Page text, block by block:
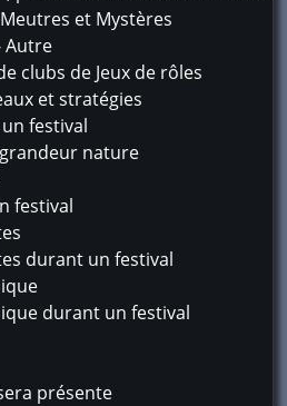
et Mystères
Autre
clubs de Jeux de rôles
et stratégies
festival
nature
festival
durant un festival
durant un festival
présente